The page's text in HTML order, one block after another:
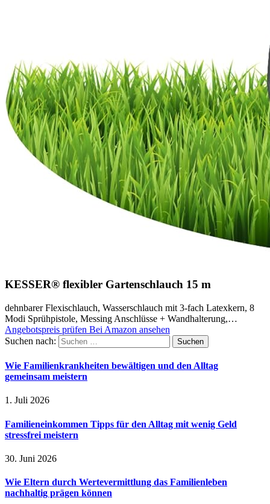
KESSER® flexibler Gartenschlauch 15 m
dehnbarer Flexischlauch, Wasserschlauch mit 3-fach Latexkern, 8
Modi Sprühpistole, Messing Anschlüsse + Wandhalterung,…
Angebotspreis prüfen Bei Amazon ansehen
Suchen nach:
Wie Familienkrankheiten bewältigen und den Alltag
gemeinsam meistern
1. Juli 2026
Familieneinkommen Tipps für den Alltag mit wenig Geld
stressfrei meistern
30. Juni 2026
Wie Eltern durch Wertevermittlung das Familienleben
nachhaltig prägen können